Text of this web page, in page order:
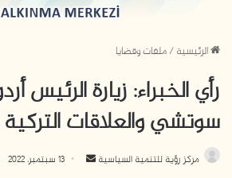
الرئيسية/ملفات وقضايا
رأي الخبراء: زيارة الرئيس
سوتشي والعلاقات التركية
مركز رؤية للتنمية السياسية 13 سبتمبر، 2022